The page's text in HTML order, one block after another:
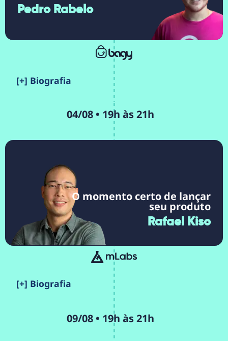
Pedro Rabelo
[+] Biografia
04/08 • 19h às 21h
O momento certo de lançar
seu produto
Rafael Kiso
[+] Biografia
09/08 • 19h às 21h